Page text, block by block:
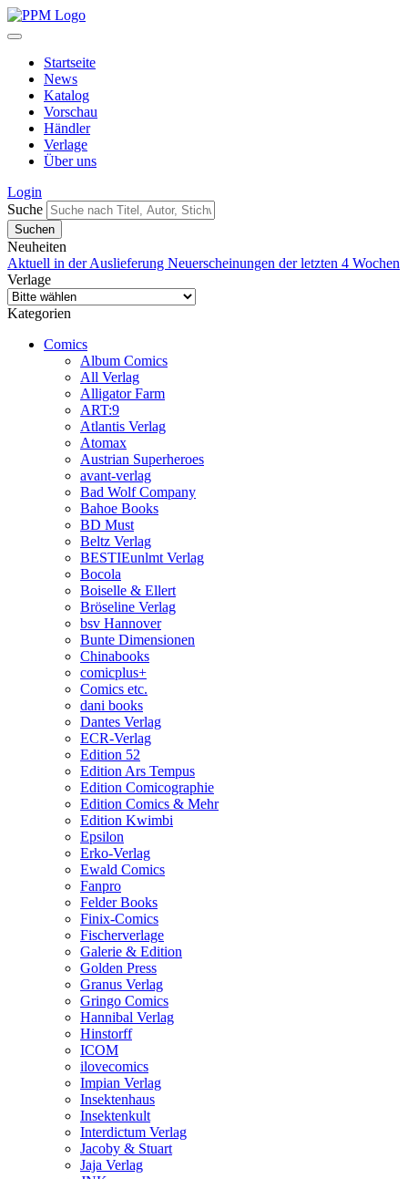
Startseite
News
Katalog
Vorschau
Händler
Verlage
Über uns
Login
Suche
Neuheiten
Aktuell in der Auslieferung Neuerscheinungen der letzten 4 Wochen
Verlage
Kategorien
Comics
Album Comics
All Verlag
Alligator Farm
ART:9
Atlantis Verlag
Atomax
Austrian Superheroes
avant-verlag
Bad Wolf Company
Bahoe Books
BD Must
Beltz Verlag
BESTIEunlmt Verlag
Bocola
Boiselle & Ellert
Bröseline Verlag
bsv Hannover
Bunte Dimensionen
Chinabooks
comicplus+
Comics etc.
dani books
Dantes Verlag
ECR-Verlag
Edition 52
Edition Ars Tempus
Edition Comicographie
Edition Comics & Mehr
Edition Kwimbi
Epsilon
Erko-Verlag
Ewald Comics
Fanpro
Felder Books
Finix-Comics
Fischerverlage
Galerie & Edition
Golden Press
Granus Verlag
Gringo Comics
Hannibal Verlag
Hinstorff
ICOM
ilovecomics
Impian Verlag
Insektenhaus
Insektenkult
Interdictum Verlag
Jacoby & Stuart
Jaja Verlag